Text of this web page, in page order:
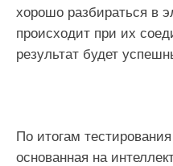
хорошо разбираться в
происходит при их
результат будет
По итогам
основанная на